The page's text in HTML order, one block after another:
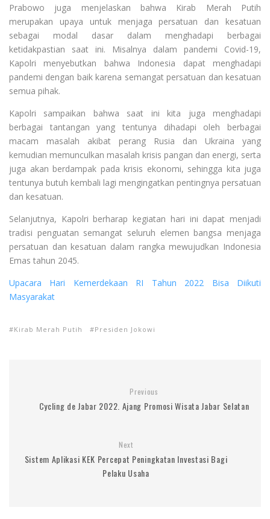
Prabowo juga menjelaskan bahwa Kirab Merah Putih
merupakan upaya untuk menjaga persatuan dan kesatuan
sebagai modal dasar dalam menghadapi berbagai
ketidakpastian saat ini. Misalnya dalam pandemi Covid-19,
Kapolri menyebutkan bahwa Indonesia dapat menghadapi
pandemi dengan baik karena semangat persatuan dan kesatuan
semua pihak.
Kapolri sampaikan bahwa saat ini kita juga menghadapi
berbagai tantangan yang tentunya dihadapi oleh berbagai
macam masalah akibat perang Rusia dan Ukraina yang
kemudian memunculkan masalah krisis pangan dan energi, serta
juga akan berdampak pada krisis ekonomi, sehingga kita juga
tentunya butuh kembali lagi mengingatkan pentingnya persatuan
dan kesatuan.
Selanjutnya, Kapolri berharap kegiatan hari ini dapat menjadi
tradisi penguatan semangat seluruh elemen bangsa menjaga
persatuan dan kesatuan dalam rangka mewujudkan Indonesia
Emas tahun 2045.
Upacara Hari Kemerdekaan RI Tahun 2022 Bisa Diikuti
Masyarakat
Kirab Merah Putih Presiden Jokowi
Previous
Cycling de Jabar 2022. Ajang Promosi Wisata Jabar Selatan
Next
Sistem Aplikasi KEK Percepat Peningkatan Investasi Bagi
Pelaku Usaha